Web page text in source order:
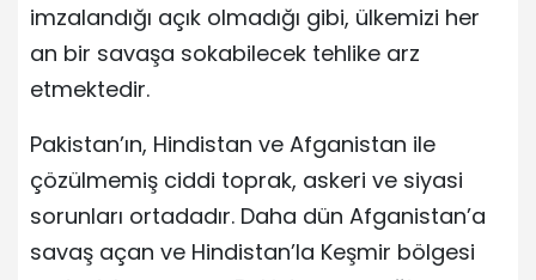
imzalandığı açık olmadığı gibi, ülkemizi her
an bir savaşa sokabilecek tehlike arz
etmektedir.
Pakistan’ın, Hindistan ve Afganistan ile
çözülmemiş ciddi toprak, askeri ve siyasi
sorunları ortadadır. Daha dün Afganistan’a
savaş açan ve Hindistan’la Keşmir bölgesi